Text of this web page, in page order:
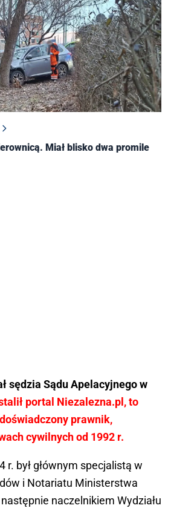
Miał blisko dwa promile
sędzia Sądu Apelacyjnego w
portal Niezalezna.pl, to
prawnik,
cywilnych od 1992 r.
r. był głównym specjalistą w
i Notariatu Ministerstwa
naczelnikiem Wydziału